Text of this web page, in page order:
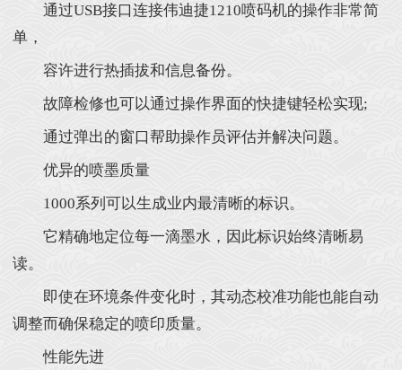
通过USB接口连接伟迪捷1210喷码机的操作非常简
单，
容许进行热插拔和信息备份。
故障检修也可以通过操作界面的快捷键轻松实现;
通过弹出的窗口帮助操作员评估并解决问题。
优异的喷墨质量
1000系列可以生成业内最清晰的标识。
它精确地定位每一滴墨水，因此标识始终清晰易
读。
即使在环境条件变化时，其动态校准功能也能自动
调整而确保稳定的喷印质量。
性能先进